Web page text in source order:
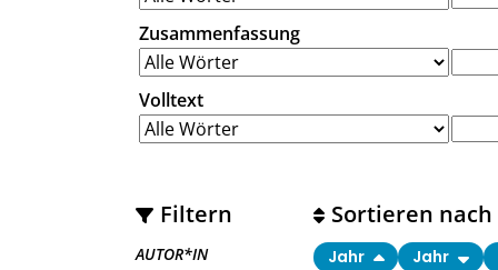
Zusammenfassung
Volltext
Filtern
AUTOR*IN
Sortieren nach
Jahr Jahr